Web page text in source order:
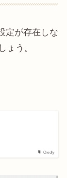
定が存在しな
ょう。
Credly